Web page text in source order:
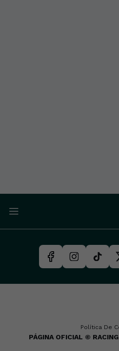
Política De
PÁGINA OFICIAL ©